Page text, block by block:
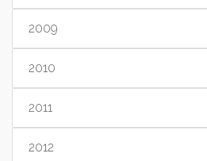
2009
2010
2011
2012